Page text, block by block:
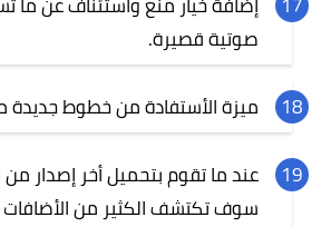
صوتية قصيرة.
ميزة الأستفادة من خطوط جديدة
عند ما تقوم بتحميل أخر إصدار
سوف تكتشف الكثير من الأضافات